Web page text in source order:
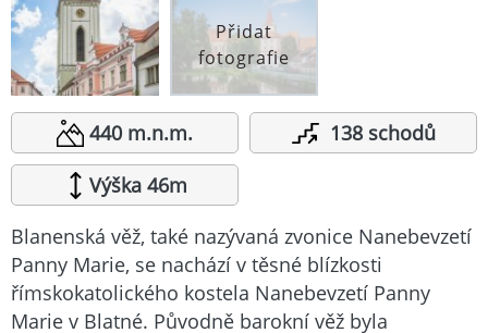
Přidat
fotografie
440 m.n.m.
138 schodů
Výška 46m
Blanenská věž, také nazývaná zvonice Nanebevzetí
Panny Marie, se nachází v těsné blízkosti
římskokatolického kostela Nanebevzetí Panny
Marie v Blatné. Původně barokní věž byla